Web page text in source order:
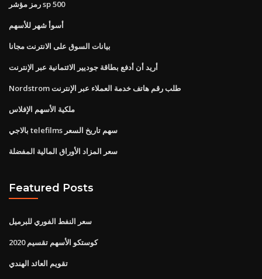
رمز مؤشر sp 500
أسوأ شهر للأسهم
بيانات السوق على الانترنت مجانا
أريد أن أدفع بطاقة جوديير الائتمانية عبر الإنترنت
Nordstrom طلب رقم هاتف خدمة العملاء عبر الإنترنت
ملكية الأسهم الإفلاس
بالاجي telefilms سهم تاريخ السعر
سعر المزاد الأوراق المالية المفضلة
Featured Posts
سعر النفط الفوري للبرميل
كوستكو الأسهم تقسيم 2020
تقويم العائد الهندي